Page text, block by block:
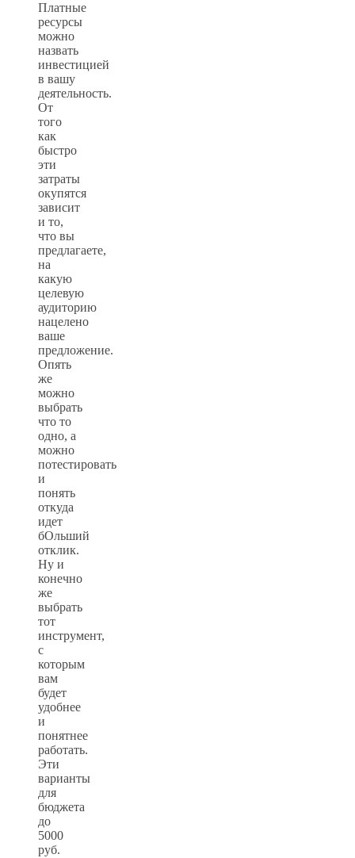
Платные
ресурсы
можно
назвать
инвестицией
в вашу
деятельность.
От
того
как
быстро
эти
затраты
окупятся
зависит
и то,
что вы
предлагаете,
на
какую
целевую
аудиторию
нацелено
ваше
предложение.
Опять
же
можно
выбрать
что то
одно, а
можно
потестировать
и
понять
откуда
идет
бОльший
отклик.
Ну и
конечно
же
выбрать
тот
инструмент,
с
которым
вам
будет
удобнее
и
понятнее
работать.
Эти
варианты
для
бюджета
до
5000
руб.